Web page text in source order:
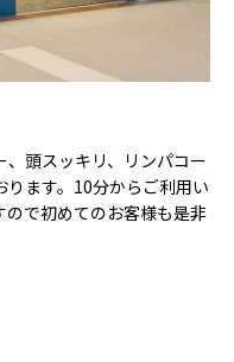
頭スッキリ、リンパコー
ます。10分からご利用い
で初めてのお客様も是非